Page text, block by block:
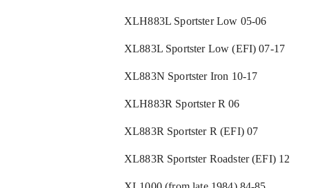
XLH883L Sportster Low 05-06
XL883L Sportster Low (EFI) 07-17
XL883N Sportster Iron 10-17
XLH883R Sportster R 06
XL883R Sportster R (EFI) 07
XL883R Sportster Roadster (EFI) 12